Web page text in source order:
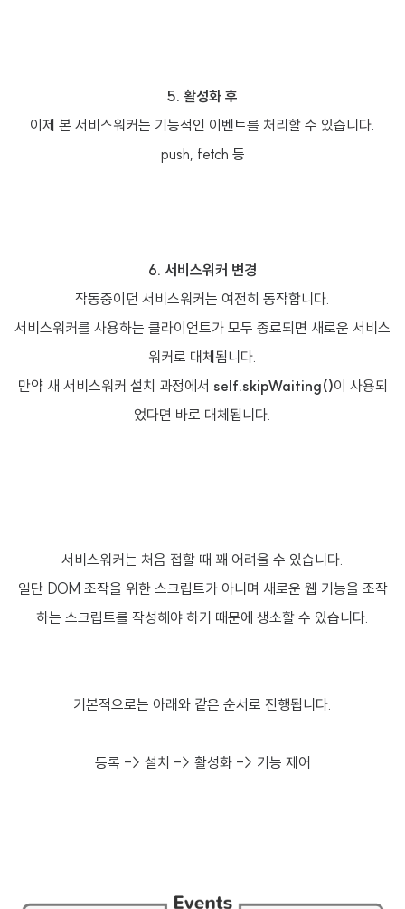
5. 활성화 후
이제 본 서비스워커는 기능적인 이벤트를 처리할 수 있습니다.
push, fetch 등
6. 서비스워커 변경
작동중이던 서비스워커는 여전히 동작합니다.
서비스워커를 사용하는 클라이언트가 모두 종료되면 새로운 서비스
워커로 대체됩니다.
만약 새 서비스워커 설치 과정에서 self.skipWaiting()이 사용되
었다면 바로 대체됩니다.
서비스워커는 처음 접할 때 꽤 어려울 수 있습니다.
일단 DOM 조작을 위한 스크립트가 아니며 새로운 웹 기능을 조작
하는 스크립트를 작성해야 하기 때문에 생소할 수 있습니다.
기본적으로는 아래와 같은 순서로 진행됩니다.
등록 -> 설치 -> 활성화 -> 기능 제어